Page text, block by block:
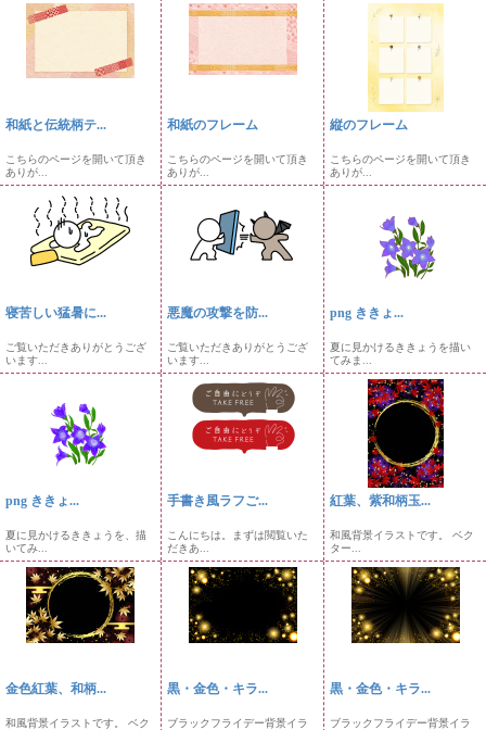
和紙と伝統柄テ...
こちらのページを開いて頂き
ありが...
和紙のフレーム
こちらのページを開いて頂き
ありが...
縦のフレーム
こちらのページを開いて頂き
ありが...
寝苦しい猛暑に...
ご覧いただきありがとうござ
います...
悪魔の攻撃を防...
ご覧いただきありがとうござ
います...
png ききょ...
夏に見かけるききょうを描い
てみま...
png ききょ...
夏に見かけるききょうを、描
いてみ...
手書き風ラフご...
こんにちは。まずは閲覧いた
だきあ...
紅葉、紫和柄玉...
和風背景イラストです。 ベク
ター...
金色紅葉、和柄...
和風背景イラストです。 ベク
黒・金色・キラ...
ブラックフライデー背景イラ
黒・金色・キラ...
ブラックフライデー背景イラ